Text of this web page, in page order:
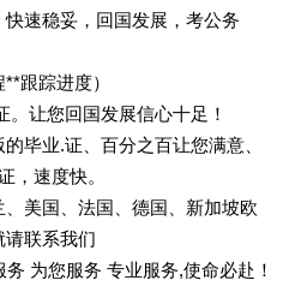
速稳妥，回国发展，考公务
**跟踪进度）
让您回国发展信心十足！
毕业.证、百分之百让您满意、
，速度快。
美国、法国、德国、新加坡欧
联系我们
为您服务 专业服务,使命必赴！